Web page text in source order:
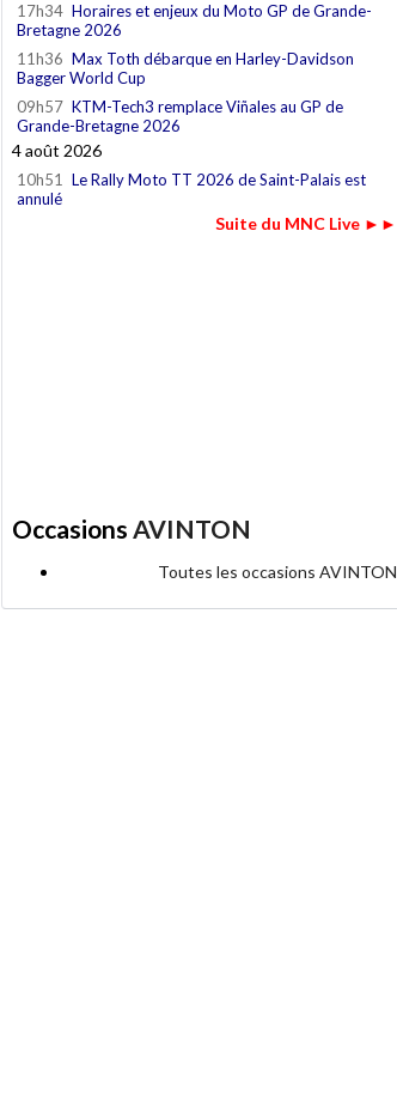
YAMAHA
17h34 Horaires et enjeux du Moto GP de Grande-
Bretagne 2026
11h36 Max Toth débarque en Harley-Davidson
Bagger World Cup
09h57 KTM-Tech3 remplace Viñales au GP de
Grande-Bretagne 2026
4 août 2026
10h51
Le Rally Moto TT 2026 de Saint-Palais est
annulé
Suite du MNC Live ►►
Occasions AVINTON
Toutes les occasions AVINTON